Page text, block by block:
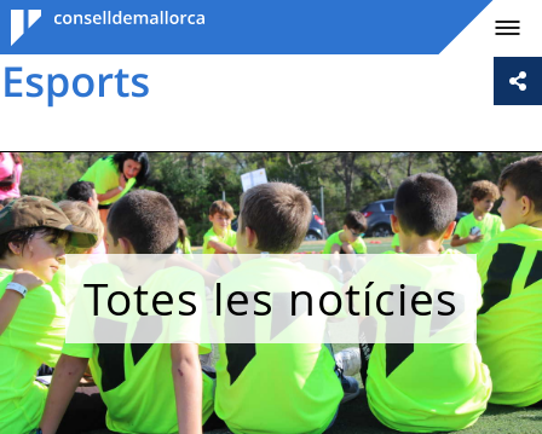
Consell de
Mallorca
Totes les notícies